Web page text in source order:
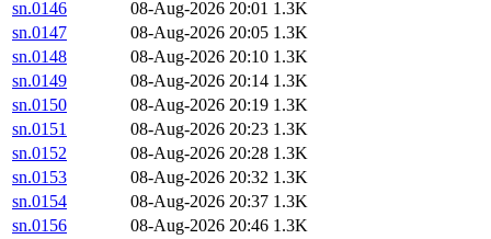
sn.0146 08-Aug-2026 20:01 1.3K
sn.0147
08-Aug-2026 20:05 1.3K
sn.0148
08-Aug-2026 20:10 1.3K
sn.0149
08-Aug-2026 20:14 1.3K
sn.0150
08-Aug-2026 20:19 1.3K
sn.0151
08-Aug-2026 20:23 1.3K
sn.0152
08-Aug-2026 20:28 1.3K
sn.0153
08-Aug-2026 20:32 1.3K
sn.0154
08-Aug-2026 20:37 1.3K
sn.0156
08-Aug-2026 20:46 1.3K